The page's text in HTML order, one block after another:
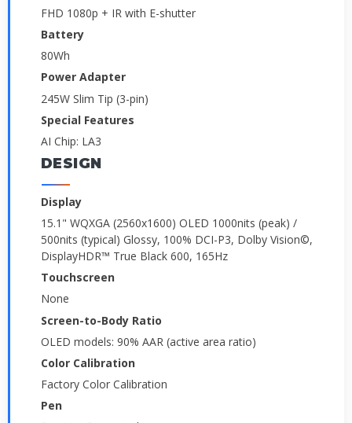
FHD 1080p + IR with E-shutter
Battery
80Wh
Power Adapter
245W Slim Tip (3-pin)
Special Features
AI Chip: LA3
DESIGN
Display
15.1" WQXGA (2560x1600) OLED 1000nits (peak) /
500nits (typical) Glossy, 100% DCI-P3, Dolby Vision©,
DisplayHDR™ True Black 600, 165Hz
Touchscreen
None
Screen-to-Body Ratio
OLED models: 90% AAR (active area ratio)
Color Calibration
Factory Color Calibration
Pen